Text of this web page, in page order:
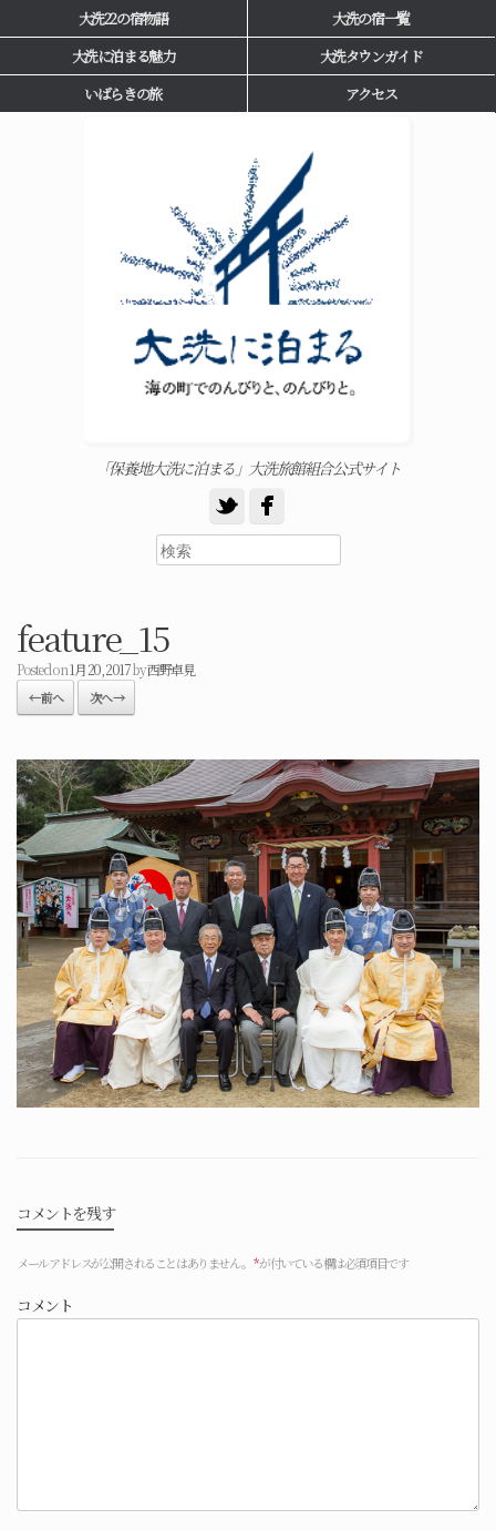
大洗22の宿物語
大洗の宿一覧
大洗に泊まる魅力
大洗タウンガイド
いばらきの旅
アクセス
「保養地大洗に泊まる」大洗旅館組合公式サイト
feature_15
Posted on1月 20, 2017by西野卓見
← 前へ 次へ →
コメントを残す
メールアドレスが公開されることはありません。 *が付いている欄は必須項目です
コメント